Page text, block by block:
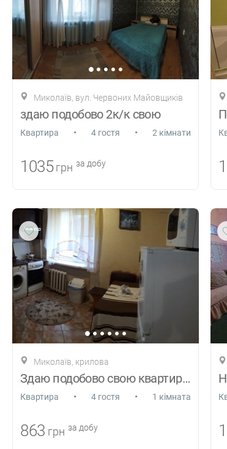
Миколаїв, вул. Червоних Майовщиків
здаю подобово 2к/к свою
Квартира • 4 гостя • 2 кімнати
1035 грн за добу
Миколаїв, крилова
Здаю подобово свою квартиру в Лісках
Квартира • 4 гостя • 1 кімната
863 грн за добу